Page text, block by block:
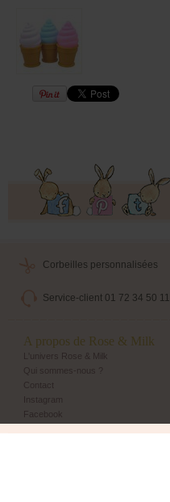
Corbeilles personnalisées
Service-client 01 72 34 50 11
A propos de Rose & Milk
L'univers Rose & Milk
Qui sommes-nous ?
Contact
Instagram
Facebook